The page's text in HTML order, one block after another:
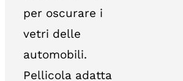
per oscurare i
vetri delle
automobili.
Pellicola adatta